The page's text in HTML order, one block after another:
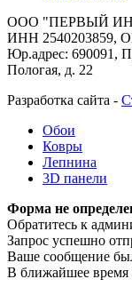
ООО "ПЕРВЫЙ
ИНН 2540203859,
Юр.адрес: 690091,
Пологая, д. 22
Разработка сайта -
Обои
Ковры
Лепнина
3D панели
Форма не
Обратитесь к
Запрос успешно
Ваше сообщение
В ближайшее время